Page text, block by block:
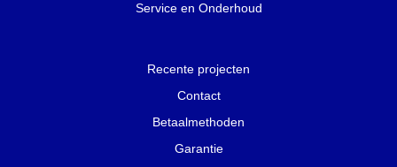
Service en Onderhoud
Recente projecten
Contact
Betaalmethoden
Garantie